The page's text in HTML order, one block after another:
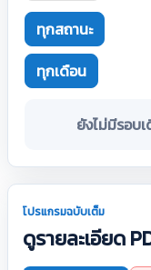
ทุกสถานะ
ทุกเดือน
ยังไม่มีรอบ
โปรแกรมฉบับเต็ม
ดูรายละเอียด